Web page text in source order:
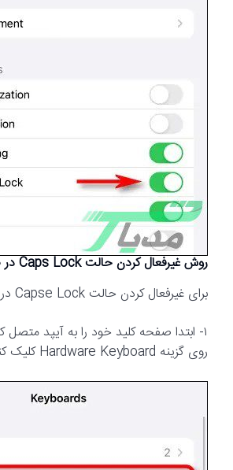
روش غیرفعال کردن حالت Caps Lock در صفحه کلیدهای جانبی آیپد
برای غیرفعال کردن حالت Capse Lock در صفحه کلیدهای جانبی آیپد مراحل زیر را به ترتیب انجام دهید:
روی گزینه Hardware Keyboard کلیک کنید.